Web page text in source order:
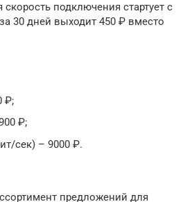
подключения стартует с
30 дней выходит 450 ₽ вместо
₽;
₽;
сек) – 9000 ₽.
предложений для